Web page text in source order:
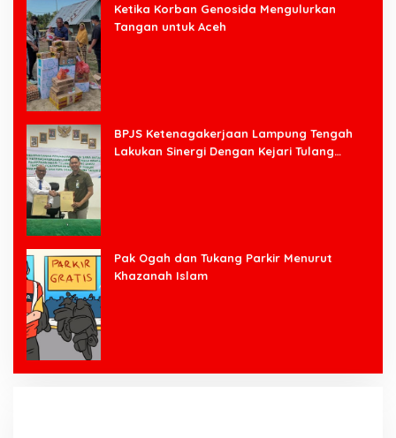
Ketika Korban Genosida Mengulurkan
Tangan untuk Aceh
BPJS Ketenagakerjaan Lampung Tengah
Lakukan Sinergi Dengan Kejari Tulang
Pak Ogah dan Tukang Parkir Menurut
Khazanah Islam